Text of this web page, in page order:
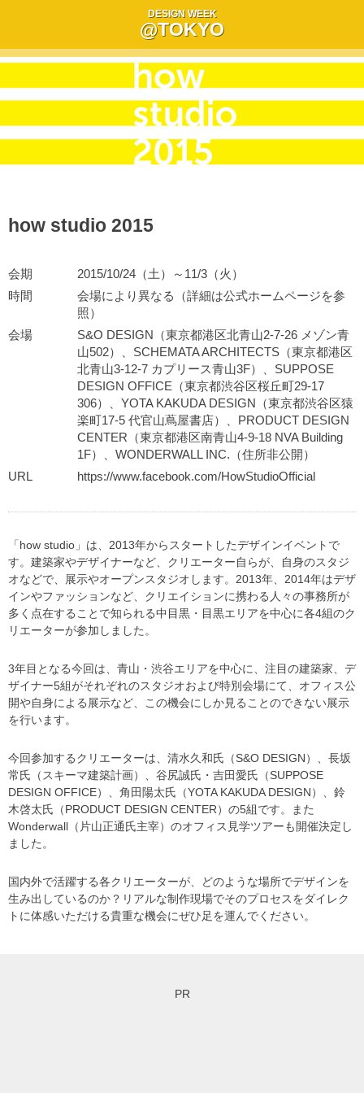
DESIGN WEEK
@TOKYO
how studio 2015
会期
2015/10/24（土）～11/3（火）
時間
会場により異なる（詳細は公式ホームページを参
照）
会場
S&O DESIGN（東京都港区北青山2-7-26 メゾン青
山502）、SCHEMATA ARCHITECTS（東京都港区
北青山3-12-7 カプリース青山3F）、SUPPOSE
DESIGN OFFICE（東京都渋谷区桜丘町29-17
306）、YOTA KAKUDA DESIGN（東京都渋谷区猿
楽町17-5 代官山蔦屋書店）、PRODUCT DESIGN
CENTER（東京都港区南青山4-9-18 NVA Building
1F）、WONDERWALL INC.（住所非公開）
URL
https://www.facebook.com/HowStudioOfficial
「how studio」は、2013年からスタートしたデザインイベントで
す。建築家やデザイナーなど、クリエーター自らが、自身のスタジ
オなどで、展示やオープンスタジオします。2013年、2014年はデザ
インやファッションなど、クリエイションに携わる人々の事務所が
多く点在することで知られる中目黒・目黒エリアを中心に各4組のク
リエーターが参加しました。
3年目となる今回は、青山・渋谷エリアを中心に、注目の建築家、デ
ザイナー5組がそれぞれのスタジオおよび特別会場にて、オフィス公
開や自身による展示など、この機会にしか見ることのできない展示
を行います。
今回参加するクリエーターは、清水久和氏（S&O DESIGN）、長坂
常氏（スキーマ建築計画）、谷尻誠氏・吉田愛氏（SUPPOSE
DESIGN OFFICE）、角田陽太氏（YOTA KAKUDA DESIGN）、鈴
木啓太氏（PRODUCT DESIGN CENTER）の5組です。また
Wonderwall（片山正通氏主宰）のオフィス見学ツアーも開催決定し
ました。
国内外で活躍する各クリエーターが、どのような場所でデザインを
生み出しているのか？リアルな制作現場でそのプロセスをダイレク
トに体感いただける貴重な機会にぜひ足を運んでください。
PR